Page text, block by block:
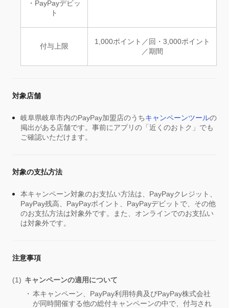
・PayPayデビッ
ト
付与上限
1,000ポイント／回・3,000ポイント
／期間
対象店舗
岐阜県岐阜市内のPayPay加盟店のうちキャンペーンツールの
掲出がある店舗です。事前にアプリの「近くのおトク」でも
ご確認いただけます。
対象の支払方法
本キャンペーン対象のお支払い方法は、PayPayクレジット、
PayPay残高、PayPayポイント、PayPayデビットで、その他
のお支払方法は対象外です。また、オンラインでのお支払い
は対象外です。
注意事項
キャンペーンの適用について
本キャンペーン、PayPay利用特典及びPayPay株式会社
が同時開催する他の総付キャンペーンの中で、付与され